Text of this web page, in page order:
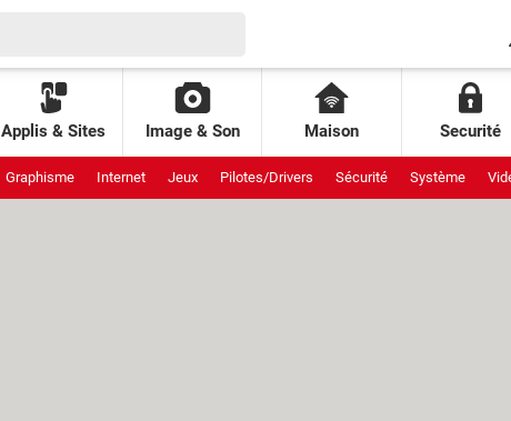
Applis & Sites Image & Son Maison Securité
Graphisme Internet Jeux Pilotes/Drivers Sécurité Système